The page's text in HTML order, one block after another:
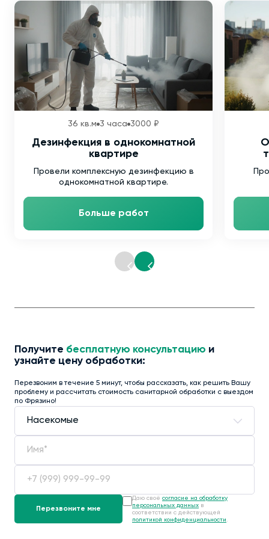
36 кв.м 3 часа 3000 ₽
Дезинфекция в однокомнатной
квартире
Провели комплексную дезинфекцию в
однокомнатной квартире.
Больше работ
Получите бесплатную консультацию и
узнайте цену обработки:
Перезвоним в течение 5 минут, чтобы рассказать, как решить Вашу
проблему и рассчитать стоимость санитарной обработки с выездом
по Фрязино!
Даю своё согласие на обработку
персональных данных в
соответствии с действующей
политикой конфиденциальности .